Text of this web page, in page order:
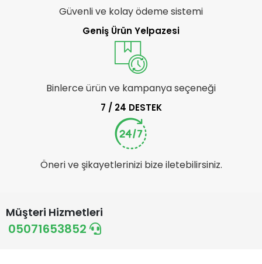
Güvenli ve kolay ödeme sistemi
Geniş Ürün Yelpazesi
Binlerce ürün ve kampanya seçeneği
7 / 24 DESTEK
Öneri ve şikayetlerinizi bize iletebilirsiniz.
Müşteri Hizmetleri
05071653852